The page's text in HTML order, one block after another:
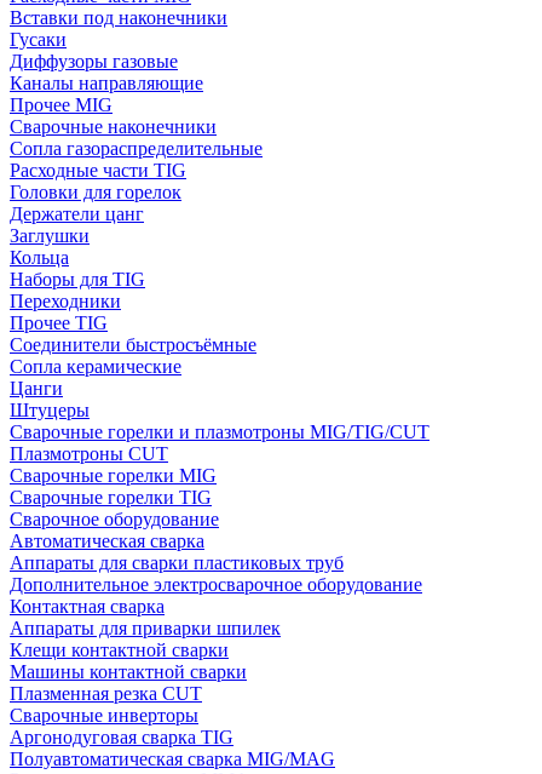
Вставки под наконечники
Гусаки
Диффузоры газовые
Каналы направляющие
Прочее MIG
Сварочные наконечники
Сопла газораспределительные
Расходные части TIG
Головки для горелок
Держатели цанг
Заглушки
Кольца
Наборы для TIG
Переходники
Прочее TIG
Соединители быстросъёмные
Сопла керамические
Цанги
Штуцеры
Сварочные горелки и плазмотроны MIG/TIG/CUT
Плазмотроны CUT
Сварочные горелки MIG
Сварочные горелки TIG
Сварочное оборудование
Автоматическая сварка
Аппараты для сварки пластиковых труб
Дополнительное электросварочное оборудование
Контактная сварка
Аппараты для приварки шпилек
Клещи контактной сварки
Машины контактной сварки
Плазменная резка CUT
Сварочные инверторы
Аргонодуговая сварка TIG
Полуавтоматическая сварка MIG/MAG